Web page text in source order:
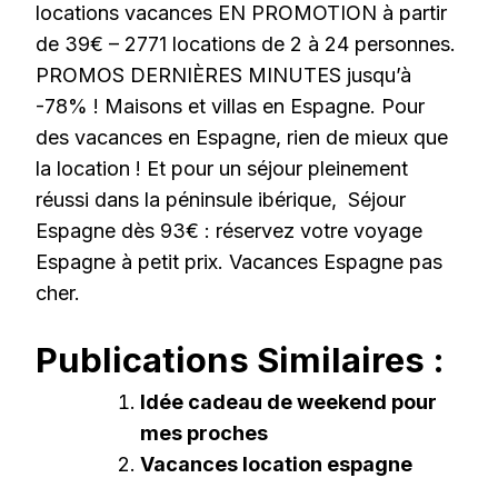
locations vacances EN PROMOTION à partir
de 39€ – 2771 locations de 2 à 24 personnes.
PROMOS DERNIÈRES MINUTES jusqu’à
-78% ! Maisons et villas en Espagne. Pour
des vacances en Espagne, rien de mieux que
la location ! Et pour un séjour pleinement
réussi dans la péninsule ibérique, Séjour
Espagne dès 93€ : réservez votre voyage
Espagne à petit prix. Vacances Espagne pas
cher.
Publications Similaires :
Idée cadeau de weekend pour
mes proches
Vacances location espagne